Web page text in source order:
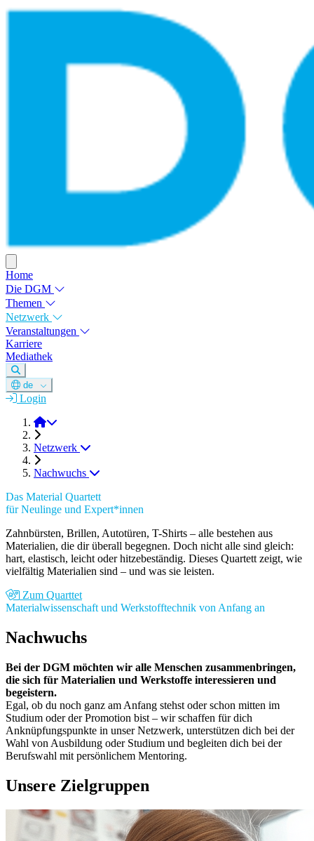
Home
Die DGM
Themen
Netzwerk
Veranstaltungen
Karriere
Mediathek
de
Login
DGM e.V.
Netzwerk
Nachwuchs
Das Material Quartett
für Neulinge und Expert*innen
Zahnbürsten, Brillen, Autotüren, T-Shirts – alle bestehen aus
Materialien, die dir überall begegnen. Doch nicht alle sind gleich:
hart, elastisch, leicht oder hitzebeständig. Dieses Quartett zeigt, wie
vielfältig Materialien sind – und was sie leisten.
Zum Quarttet
Materialwissenschaft und Werkstofftechnik von Anfang an
Nachwuchs
Bei der DGM möchten wir alle Menschen zusammenbringen,
die sich für Materialien und Werkstoffe interessieren und
begeistern.
Egal, ob du noch ganz am Anfang stehst oder schon mitten im
Studium oder der Promotion bist – wir schaffen für dich
Anknüpfungspunkte in unser Netzwerk, unterstützen dich bei der
Wahl von Ausbildung oder Studium und begleiten dich bei der
Berufswahl mit persönlichem Mentoring.
Unsere Zielgruppen